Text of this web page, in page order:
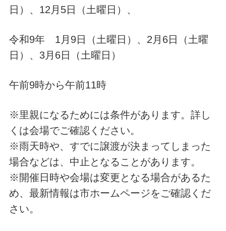
日）、12月5日（土曜日）、
令和9年 1月9日（土曜日）、2月6日（土曜
日）、3月6日（土曜日）
午前9時から午前11時
※里親になるためには条件があります。詳し
くは会場でご確認ください。
※雨天時や、すでに譲渡が決まってしまった
場合などは、中止となることがあります。
※開催日時や会場は変更となる場合があるた
め、最新情報は市ホームページをご確認くだ
さい。